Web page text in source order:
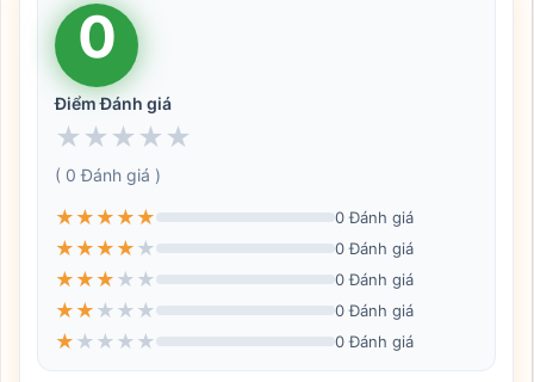
0
Điểm Đánh giá
★ ★ ★ ★ ★
( 0 Đánh giá )
★ ★ ★ ★ ★ 0 Đánh giá
★ ★ ★ ★ ★ 0 Đánh giá
★ ★ ★ ★ ★ 0 Đánh giá
★ ★ ★ ★ ★ 0 Đánh giá
★ ★ ★ ★ ★ 0 Đánh giá